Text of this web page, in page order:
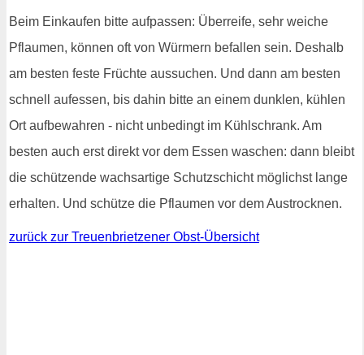
Beim Einkaufen bitte aufpassen: Überreife, sehr weiche
Pflaumen, können oft von Würmern befallen sein. Deshalb
am besten feste Früchte aussuchen. Und dann am besten
schnell aufessen, bis dahin bitte an einem dunklen, kühlen
Ort aufbewahren - nicht unbedingt im Kühlschrank. Am
besten auch erst direkt vor dem Essen waschen: dann bleibt
die schützende wachsartige Schutzschicht möglichst lange
erhalten. Und schütze die Pflaumen vor dem Austrocknen.
zurück zur Treuenbrietzener Obst-Übersicht